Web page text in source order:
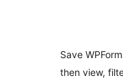
Save
then view,